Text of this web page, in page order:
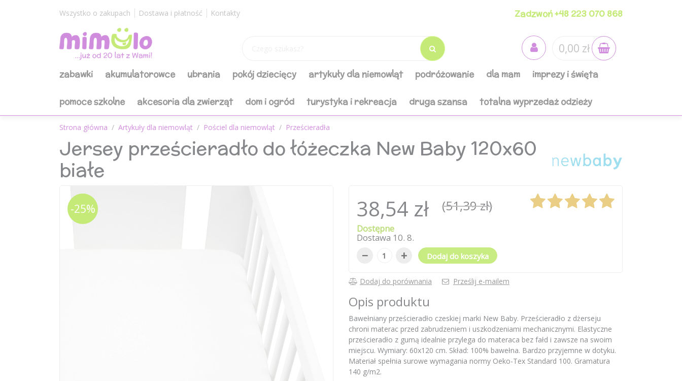
Wszystko o zakupach Dostawa i płatność Kontakty Zadzwoń +48 223 070 868
0,00 zł
zabawki akumulatorowce ubrania pokój dziecięcy artykuły dla niemowląt podróżowanie dla mam imprezy i święta
pomoce szkolne akcesoria dla zwierząt dom i ogród turystyka i rekreacja druga szansa totalna wyprzedaż odzieży
Strona główna Artykuły dla niemowląt Pościel dla niemowląt Prześcieradła
Jersey prześcieradło do łóżeczka New Baby 120x60
białe
-25% 38,54 zł (51,39 zł)
Dostępne
Dostawa 10. 8.
− + Dodaj do koszyka
Dodaj do porównania Prześlij e-mailem
Opis produktu
Bawełniany prześcieradło czeskiej marki New Baby. Prześcieradło z dżerseju
chroni materac przed zabrudzeniem i uszkodzeniami mechanicznymi. Elastyczne
prześcieradło z gumą idealnie przylega do materaca bez fałd i zawsze na swoim
miejscu. Wymiary: 60x120 cm. Skład: 100% bawełna. Bardzo przyjemne w dotyku.
Materiał spełnia surowe wymagania normy Oeko-Tex Standard 100. Gramatura
140 g/m2.